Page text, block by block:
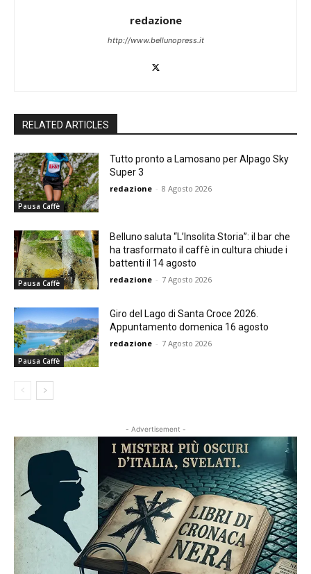
redazione
http://www.bellunopress.it
RELATED ARTICLES
Pausa Caffè
Tutto pronto a Lamosano per Alpago Sky
Super 3
redazione - 8 Agosto 2026
Pausa Caffè
Belluno saluta “L’Insolita Storia”: il bar che
ha trasformato il caffè in cultura chiude i
battenti il 14 agosto
redazione - 7 Agosto 2026
Pausa Caffè
Giro del Lago di Santa Croce 2026.
Appuntamento domenica 16 agosto
redazione - 7 Agosto 2026
- Advertisement -